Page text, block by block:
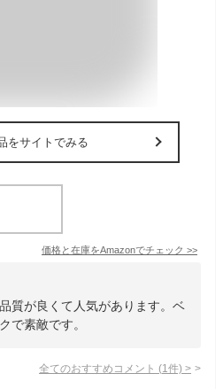
をサイトでみる
価格と在庫をAmazonでチェック >>
質が良くて人気があります。ベ
で素敵です。
全てのおすすめコメント (1 件) >